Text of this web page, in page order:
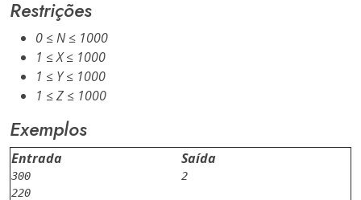
Restrições
0 ≤ N ≤ 1000
1 ≤ X ≤ 1000
1 ≤ Y ≤ 1000
1 ≤ Z ≤ 1000
Exemplos
Entrada
300
220
Saída
2